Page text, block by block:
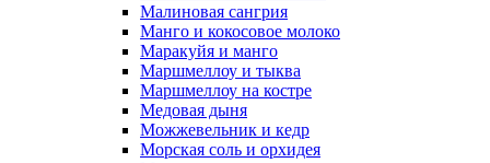
Малиновая сангрия
Манго и кокосовое молоко
Маракуйя и манго
Маршмеллоу и тыква
Маршмеллоу на костре
Медовая дыня
Можжевельник и кедр
Морская соль и орхидея